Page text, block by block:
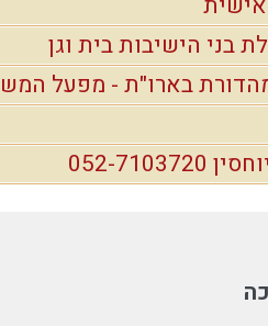
בני הישיבות בית וגן
בארו"ת - מפעל